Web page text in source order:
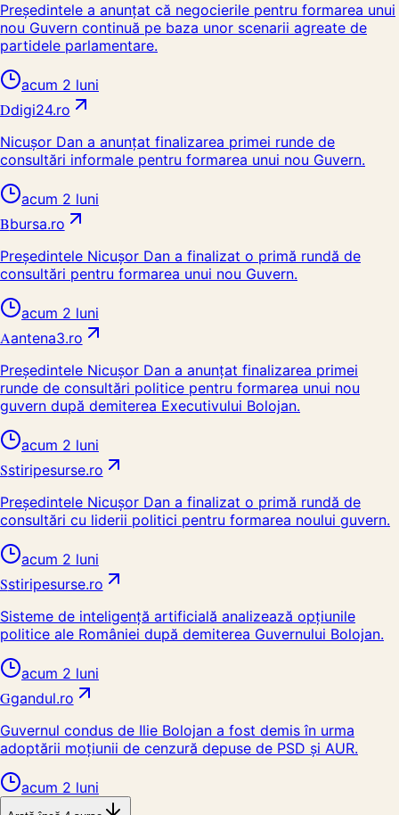
Președintele a anunțat că negocierile pentru formarea unui
nou Guvern continuă pe baza unor scenarii agreate de
partidele parlamentare.
acum 2 luni
Ddigi24.ro
Nicușor Dan a anunțat finalizarea primei runde de
consultări informale pentru formarea unui nou Guvern.
acum 2 luni
Bbursa.ro
Președintele Nicușor Dan a finalizat o primă rundă de
consultări pentru formarea unui nou Guvern.
acum 2 luni
Aantena3.ro
Președintele Nicușor Dan a anunțat finalizarea primei
runde de consultări politice pentru formarea unui nou
guvern după demiterea Executivului Bolojan.
acum 2 luni
Sstiripesurse.ro
Președintele Nicușor Dan a finalizat o primă rundă de
consultări cu liderii politici pentru formarea noului guvern.
acum 2 luni
Sstiripesurse.ro
Sisteme de inteligență artificială analizează opțiunile
politice ale României după demiterea Guvernului Bolojan.
acum 2 luni
Ggandul.ro
Guvernul condus de Ilie Bolojan a fost demis în urma
adoptării moțiunii de cenzură depuse de PSD și AUR.
acum 2 luni